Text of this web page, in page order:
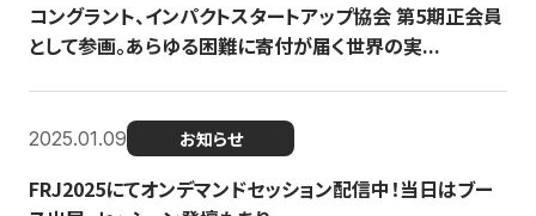
コングラント、インパクトスタートアップ協会 第5期正会員
として参画。あらゆる困難に寄付が届く世界の実...
2025.01.09 お知らせ
FRJ2025にてオンデマンドセッション配信中！当日はブー